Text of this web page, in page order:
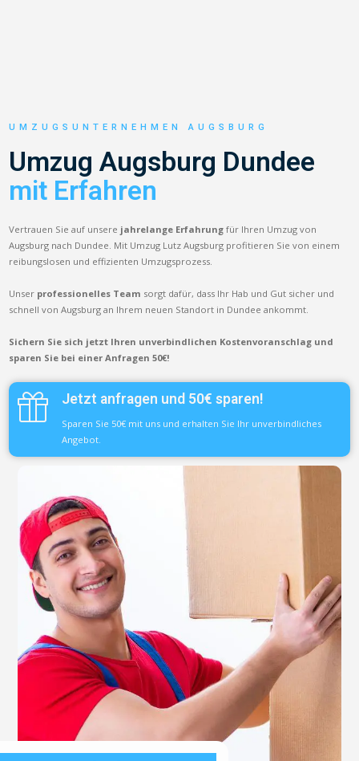
UMZUGSUNTERNEHMEN AUGSBURG
Umzug Augsburg Dundee
mit Erfahren
Vertrauen Sie auf unsere jahrelange Erfahrung für Ihren Umzug von
Augsburg nach Dundee. Mit Umzug Lutz Augsburg profitieren Sie von einem
reibungslosen und effizienten Umzugsprozess.
Unser professionelles Team sorgt dafür, dass Ihr Hab und Gut sicher und
schnell von Augsburg an Ihrem neuen Standort in Dundee ankommt.
Sichern Sie sich jetzt Ihren unverbindlichen Kostenvoranschlag und
sparen Sie bei einer Anfragen 50€!
Jetzt anfragen und 50€ sparen!
Sparen Sie 50€ mit uns und erhalten Sie Ihr unverbindliches
Angebot.